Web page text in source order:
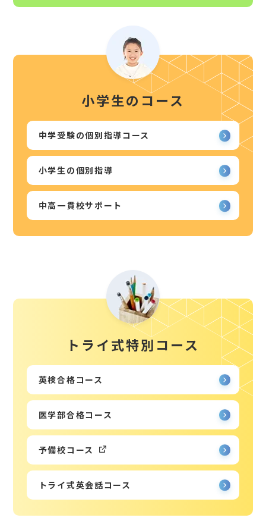
小学生のコース
中学受験の個別指導コース
小学生の個別指導
中高一貫校サポート
トライ式特別コース
英検合格コース
医学部合格コース
予備校コース
トライ式英会話コース